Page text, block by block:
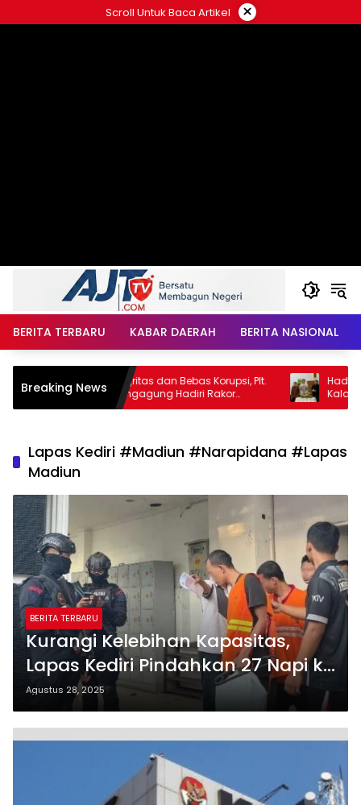
ke
Scroll Untuk Baca Artikel ×
BERITA TERBARU KABAR DAERAH BERITA NASIONAL
Breaking News
Perkuat Integritas dan Bebas Korupsi, Plt.
Bupati Tulungagung Hadiri Rakor
Antikorupsi di Grahadi
Hadiri HUT
Warga
Lapas Kediri #Madiun #Narapidana #Lapas
Madiun
BERITA TERBARU
Kurangi Kelebihan Kapasitas,
Lapas Kediri Pindahkan 27 Napi ke
Madiun
Agustus 28, 2025